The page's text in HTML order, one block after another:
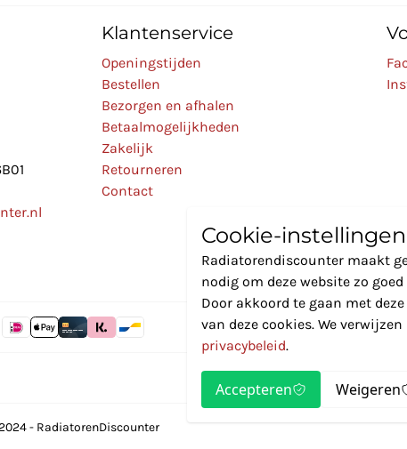
Klantenservice
Openingstijden
Bestellen
Bezorgen en afhalen
Betaalmogelijkheden
Zakelijk
Retourneren
Contact
- RadiatorenDiscounter
Cookie-instellingen
Radiatorendiscounter maakt
nodig om deze website zo
Door akkoord te gaan met
van deze cookies. We
privacybeleid.
Accepteren Weigeren